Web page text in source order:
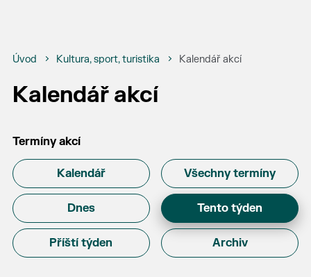
Úvod Kultura, sport, turistika Kalendář akcí
Kalendář akcí
Termíny akcí
Kalendář Všechny termíny
Dnes Tento týden
Příští týden Archiv